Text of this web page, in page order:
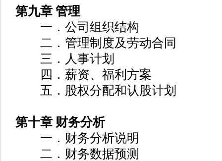
第九章 管理
一．公司组织结构
二．管理制度及劳动合同
三．人事计划
四．薪资、福利方案
五．股权分配和认股计划
第十章 财务分析
一．财务分析说明
二．财务数据预测